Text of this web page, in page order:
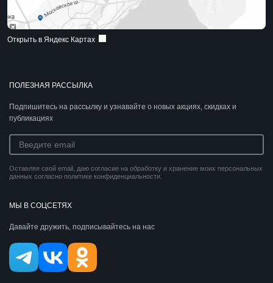
ПОЛЕЗНАЯ РАССЫЛКА
Подпишитесь на рассылку и узнавайте о новых акциях, скидках и
публикациях
Оставляя свой email, даю согласие на обработку и хранение моих персональных
данных согласно политике конфиденциальности.
МЫ В СОЦСЕТЯХ
Давайте дружить, подписывайтесь на нас
Открыть в Яндекс Картах